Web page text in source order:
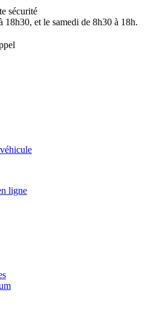
sécurité
et le samedi de 8h30 à 18h.
ligne